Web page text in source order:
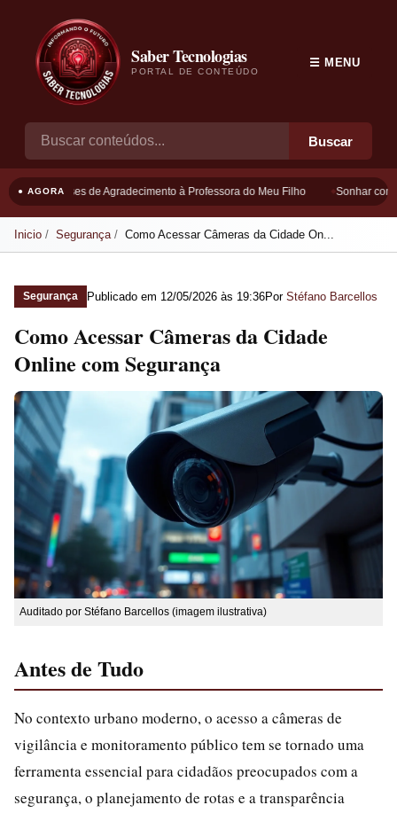
Saber Tecnologias
PORTAL DE CONTEÚDO
Buscar
☰ MENU
● AGORAFrases de Agradecimento à Professora do Meu Filho Sonhar com
Inicio Segurança Como Acessar Câmeras da Cidade On...
Segurança Publicado em 12/05/2026 às 19:36Por Stéfano Barcellos
Como Acessar Câmeras da Cidade
Online com Segurança
Auditado por Stéfano Barcellos (imagem ilustrativa)
Antes de Tudo
No contexto urbano moderno, o acesso a câmeras de
vigilância e monitoramento público tem se tornado uma
ferramenta essencial para cidadãos preocupados com a
segurança, o planejamento de rotas e a transparência